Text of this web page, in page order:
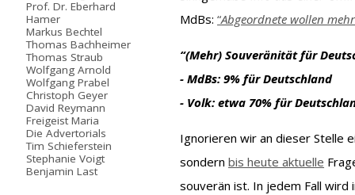
Prof. Dr. Eberhard
Hamer
Markus Bechtel
Thomas Bachheimer
Thomas Straub
Wolfgang Arnold
Wolfgang Prabel
Christoph Geyer
David Reymann
Freigeist Maria
Die Advertorials
Tim Schieferstein
Stephanie Voigt
Benjamin Last
MdBs:“Abgeordnete wollen
“(Mehr) Souveränität für
- MdBs: 9% für Deutschland
- Volk: etwa 70% für
Ignorieren wir an dieser Stelle
sondernbis heute aktuelle
souverän ist. In jedem Fall